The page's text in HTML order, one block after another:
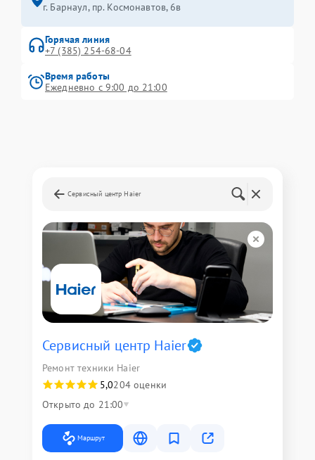
г. Барнаул, ​пр. Космонавтов, 6в
Горячая линия
+7 (385) 254-68-04
Время работы
Ежедневно с 9:00 до 21:00
Сервисный центр Haier
Сервисный центр Haier
Ремонт техники Haier
5,0204 оценки
Открыто до 21:00
Маршрут